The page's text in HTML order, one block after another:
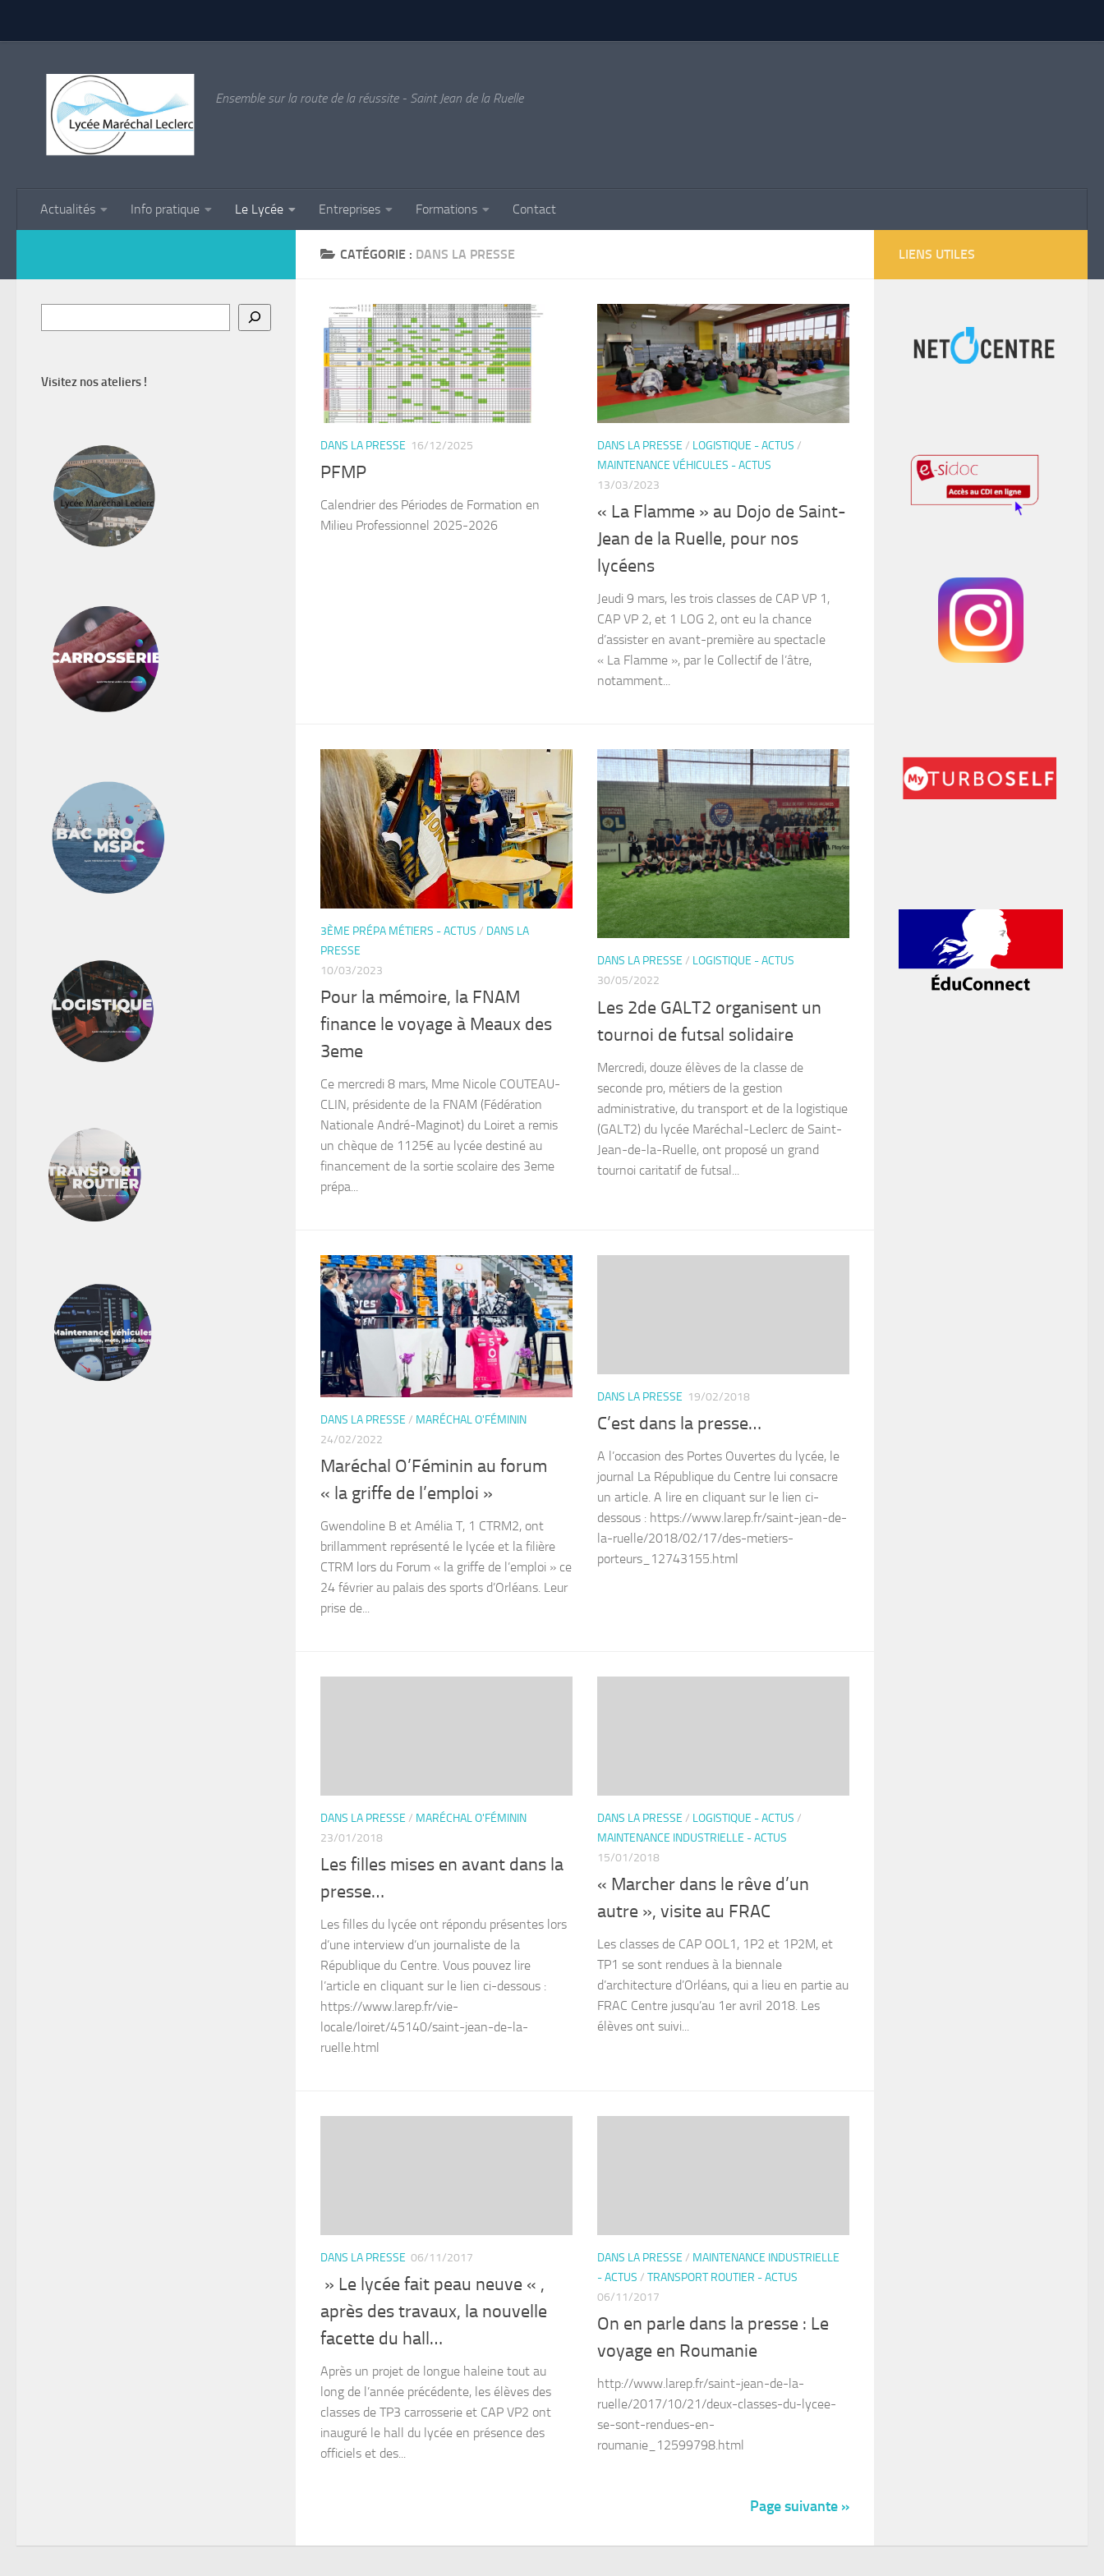
Ensemble sur la route de la réussite - Saint Jean de la Ruelle
Actualités Info pratique Le Lycée Entreprises Formations Contact
CATÉGORIE : DANS LA PRESSE
DANS LA PRESSE 16/12/2025
PFMP
Calendrier des Périodes de Formation en
Milieu Professionnel 2025-2026
DANS LA PRESSE / LOGISTIQUE - ACTUS /
MAINTENANCE VÉHICULES - ACTUS
13/03/2023
« La Flamme » au Dojo de Saint-
Jean de la Ruelle, pour nos
lycéens
Jeudi 9 mars, les trois classes de CAP VP 1,
CAP VP 2, et 1 LOG 2, ont eu la chance
d’assister en avant-première au spectacle
« La Flamme », par le Collectif de l’âtre,
notamment...
3ÈME PRÉPA MÉTIERS - ACTUS / DANS LA
PRESSE
10/03/2023
Pour la mémoire, la FNAM
finance le voyage à Meaux des
3eme
Ce mercredi 8 mars, Mme Nicole COUTEAU-
CLIN, présidente de la FNAM (Fédération
Nationale André-Maginot) du Loiret a remis
un chèque de 1125€ au lycée destiné au
financement de la sortie scolaire des 3eme
prépa...
DANS LA PRESSE / LOGISTIQUE - ACTUS
30/05/2022
Les 2de GALT2 organisent un
tournoi de futsal solidaire
Mercredi, douze élèves de la classe de
seconde pro, métiers de la gestion
administrative, du transport et de la logistique
(GALT2) du lycée Maréchal-Leclerc de Saint-
Jean-de-la-Ruelle, ont proposé un grand
tournoi caritatif de futsal...
DANS LA PRESSE / MARÉCHAL O'FÉMININ
24/02/2022
Maréchal O’Féminin au forum
« la griffe de l’emploi »
Gwendoline B et Amélia T, 1 CTRM2, ont
brillamment représenté le lycée et la filière
CTRM lors du Forum « la griffe de l’emploi » ce
24 février au palais des sports d’Orléans. Leur
prise de...
DANS LA PRESSE 19/02/2018
C’est dans la presse…
A l’occasion des Portes Ouvertes du lycée, le
journal La République du Centre lui consacre
un article. A lire en cliquant sur le lien ci-
dessous : https://www.larep.fr/saint-jean-de-
la-ruelle/2018/02/17/des-metiers-
porteurs_12743155.html
DANS LA PRESSE / MARÉCHAL O'FÉMININ
23/01/2018
Les filles mises en avant dans la
presse…
Les filles du lycée ont répondu présentes lors
d’une interview d’un journaliste de la
République du Centre. Vous pouvez lire
l’article en cliquant sur le lien ci-dessous :
https://www.larep.fr/vie-
locale/loiret/45140/saint-jean-de-la-
ruelle.html
DANS LA PRESSE / LOGISTIQUE - ACTUS /
MAINTENANCE INDUSTRIELLE - ACTUS
15/01/2018
« Marcher dans le rêve d’un
autre », visite au FRAC
Les classes de CAP OOL1, 1P2 et 1P2M, et
TP1 se sont rendues à la biennale
d’architecture d’Orléans, qui a lieu en partie au
FRAC Centre jusqu’au 1er avril 2018. Les
élèves ont suivi...
DANS LA PRESSE 06/11/2017
» Le lycée fait peau neuve « ,
après des travaux, la nouvelle
facette du hall…
Après un projet de longue haleine tout au
long de l’année précédente, les élèves des
classes de TP3 carrosserie et CAP VP2 ont
inauguré le hall du lycée en présence des
officiels et des...
DANS LA PRESSE / MAINTENANCE INDUSTRIELLE
- ACTUS / TRANSPORT ROUTIER - ACTUS
06/11/2017
On en parle dans la presse : Le
voyage en Roumanie
http://www.larep.fr/saint-jean-de-la-
ruelle/2017/10/21/deux-classes-du-lycee-
se-sont-rendues-en-
roumanie_12599798.html
Page suivante »
Visitez nos ateliers !
LIENS UTILES